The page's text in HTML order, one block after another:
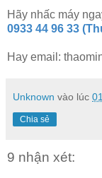
Hãy nhấc máy
0933 44 96 33
Hay email:
Unknown vào lúc
Chia sẻ
9 nhận xét: